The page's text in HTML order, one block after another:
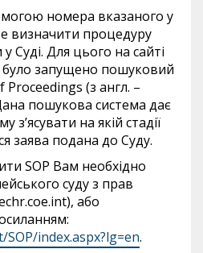
номера вказаного у
визначити процедуру
Суді. Для цього на сайті
було запущено пошуковий
Proceedings (з англ. –
пошукова система дає
з’ясувати на якій стадії
заява подана до Суду.
SOP Вам необхідно
суду з прав
або
index.aspx?lg=en.